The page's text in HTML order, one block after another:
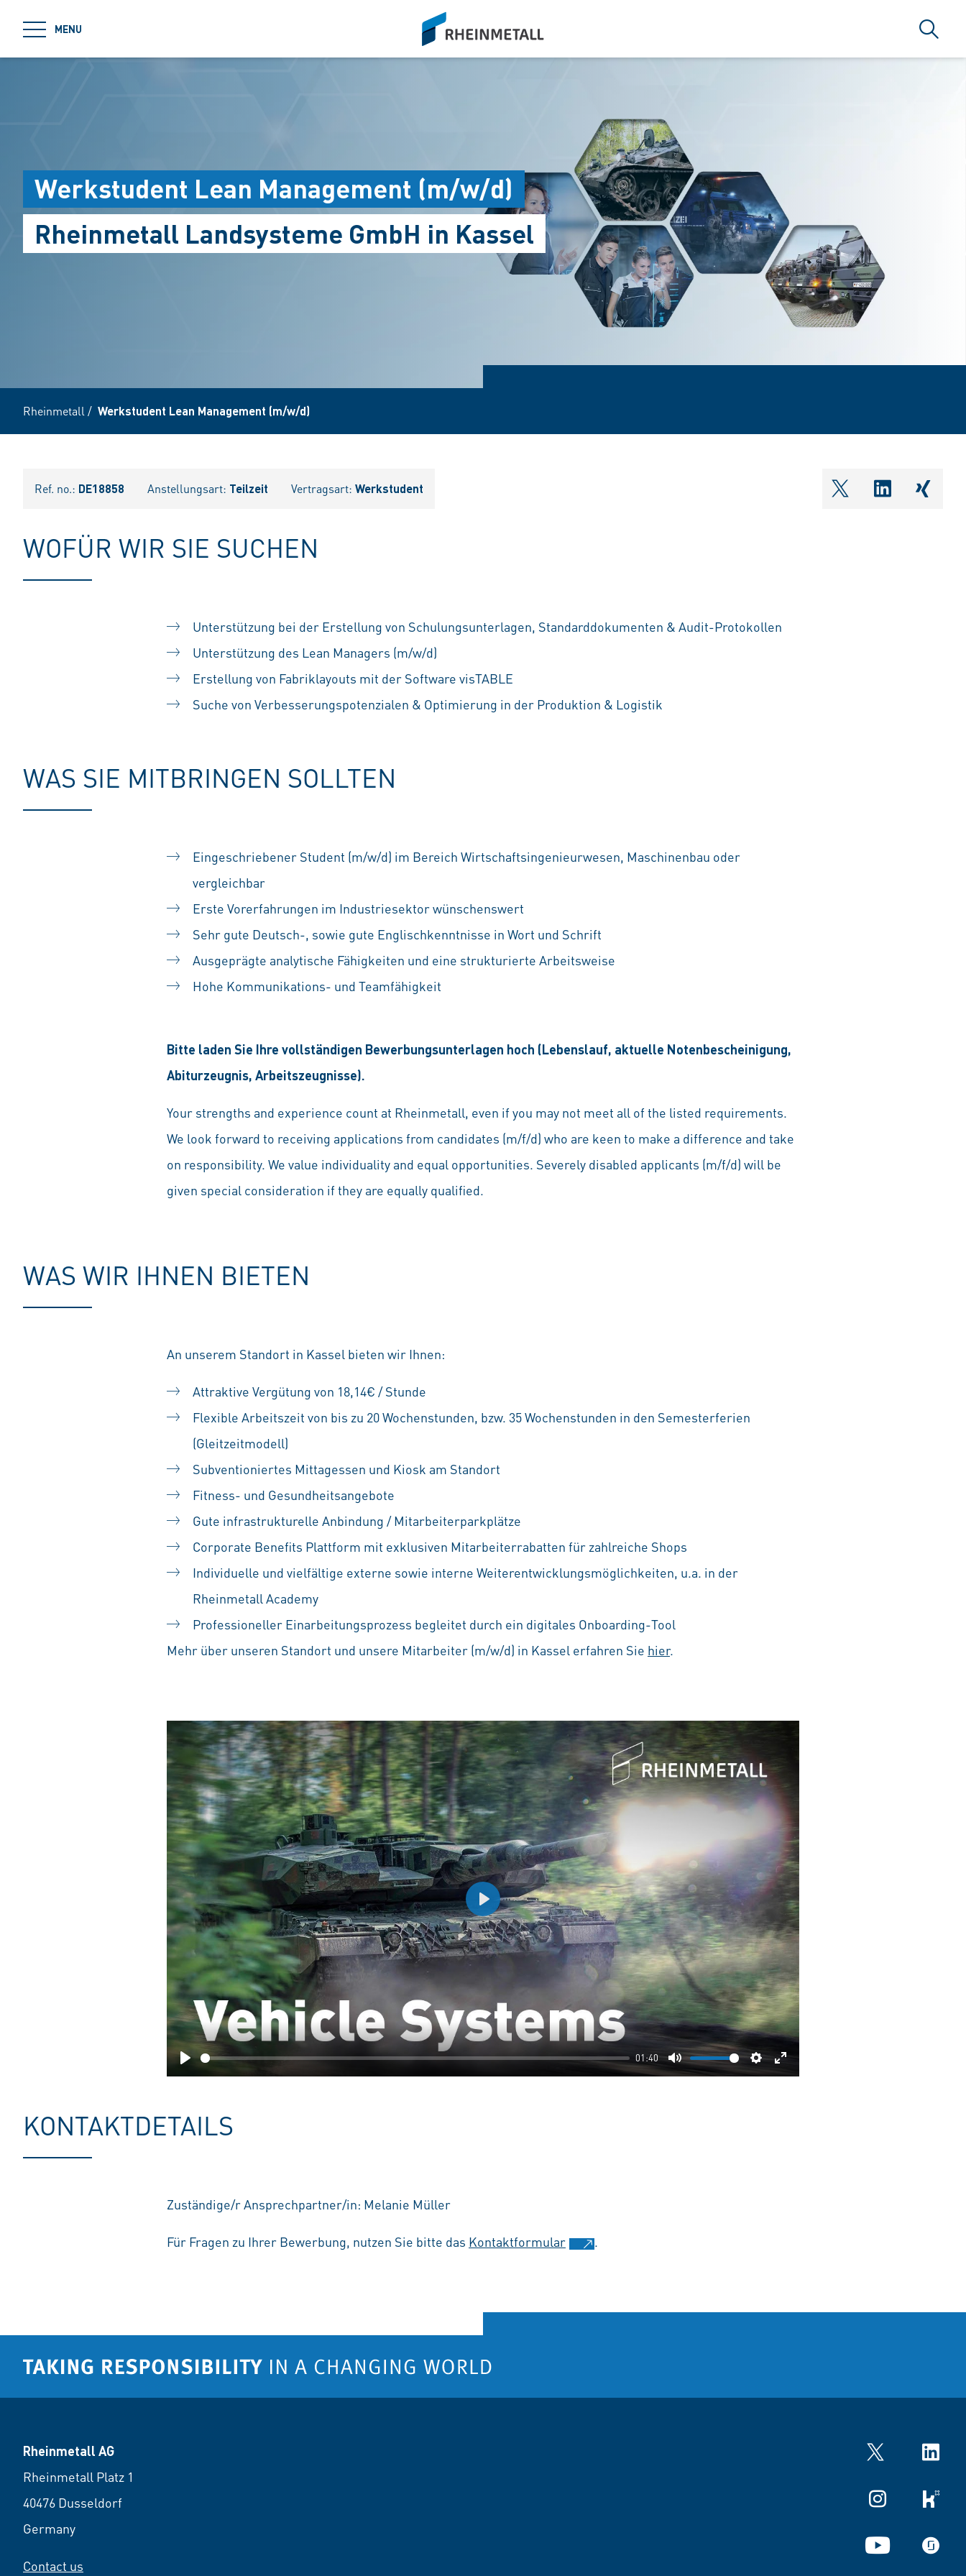
MENU
siteLogo
Search
Werkstudent Lean Management (m/w/d)
Rheinmetall Landsysteme GmbH in Kassel
Rheinmetall / Werkstudent Lean Management (m/w/d)
Ref. no.: DE18858 Anstellungsart: Teilzeit Vertragsart: Werkstudent shareOntwitter
WOFÜR WIR SIE SUCHEN
Unterstützung bei der Erstellung von Schulungsunterlagen, Standarddokumenten & Audit-Protokollen
Unterstützung des Lean Managers (m/w/d)
Erstellung von Fabriklayouts mit der Software visTABLE
Suche von Verbesserungspotenzialen & Optimierung in der Produktion & Logistik
WAS SIE MITBRINGEN SOLLTEN
Eingeschriebener Student (m/w/d) im Bereich Wirtschaftsingenieurwesen, Maschinenbau oder
vergleichbar
Erste Vorerfahrungen im Industriesektor wünschenswert
Sehr gute Deutsch-, sowie gute Englischkenntnisse in Wort und Schrift
Ausgeprägte analytische Fähigkeiten und eine strukturierte Arbeitsweise
Hohe Kommunikations- und Teamfähigkeit
Bitte laden Sie Ihre vollständigen Bewerbungsunterlagen hoch (Lebenslauf, aktuelle Notenbescheinigung,
Abiturzeugnis, Arbeitszeugnisse).
Your strengths and experience count at Rheinmetall, even if you may not meet all of the listed requirements.
We look forward to receiving applications from candidates (m/f/d) who are keen to make a difference and take
on responsibility. We value individuality and equal opportunities. Severely disabled applicants (m/f/d) will be
given special consideration if they are equally qualified.
WAS WIR IHNEN BIETEN
An unserem Standort in Kassel bieten wir Ihnen:
Attraktive Vergütung von 18,14€ / Stunde
Flexible Arbeitszeit von bis zu 20 Wochenstunden, bzw. 35 Wochenstunden in den Semesterferien
(Gleitzeitmodell)
Subventioniertes Mittagessen und Kiosk am Standort
Fitness- und Gesundheitsangebote
Gute infrastrukturelle Anbindung / Mitarbeiterparkplätze
Corporate Benefits Plattform mit exklusiven Mitarbeiterrabatten für zahlreiche Shops
Individuelle und vielfältige externe sowie interne Weiterentwicklungsmöglichkeiten, u.a. in der
Rheinmetall Academy
Professioneller Einarbeitungsprozess begleitet durch ein digitales Onboarding-Tool
Mehr über unseren Standort und unsere Mitarbeiter (m/w/d) in Kassel erfahren Sie hier.
Play
01:40
Mute Settings
Enter
Play
KONTAKTDETAILS
Zuständige/r Ansprechpartner/in: Melanie Müller
Für Fragen zu Ihrer Bewerbung, nutzen Sie bitte das Kontaktformular .
Rheinmetall AG
Rheinmetall Platz 1
40476 Dusseldorf
Germany
Contact us
Twitter LinkedIn
Instagram kununu
YouTube